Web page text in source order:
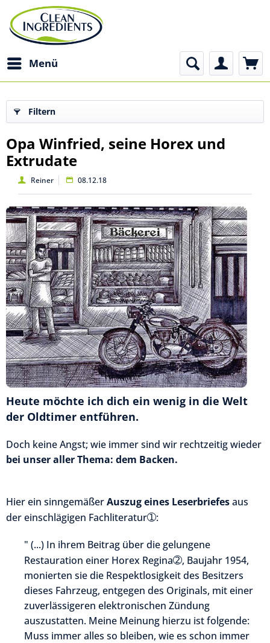
Menü
Filtern
Opa Winfried, seine Horex und
Extrudate
Reiner 08.12.18
Heute möchte ich dich ein wenig in die Welt
der Oldtimer entführen.
Doch keine Angst; wie immer sind wir rechtzeitig wieder
bei unser aller Thema: dem Backen.
Hier ein sinngemäßerAuszug eines Leserbriefesaus
der einschlägigen Fachliteratur➀:
" (...) In ihrem Beitrag über die gelungene
Restauration einer Horex Regina➁, Baujahr 1954,
monierten sie die Respektlosigkeit des Besitzers
dieses Fahrzeug, entgegen des Originals, mit einer
zuverlässigeren elektronischen Zündung
auszustatten. Meine Meinung hierzu ist folgende:
Muss immer alles so bleiben, wie es schon immer